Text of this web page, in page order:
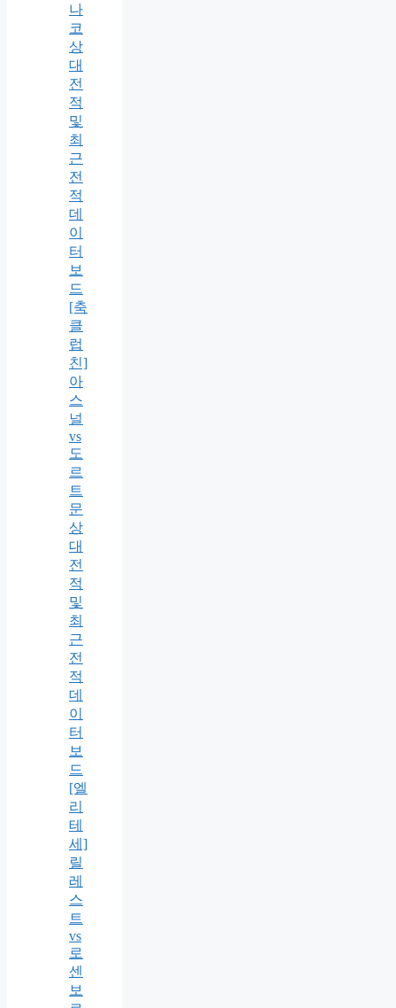
나
코
상
대
전
적
및
최
근
전
적
데
이
터
보
드
[축
클
럽
친]
아
스
널
vs
도
르
트
문
상
대
전
적
및
최
근
전
적
데
이
터
보
드
[엘
리
테
세]
릴
레
스
트
vs
로
센
보